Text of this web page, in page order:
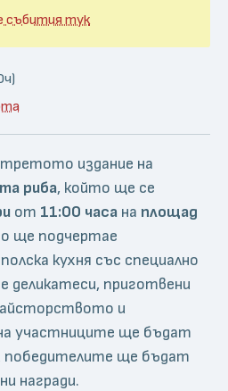
събития тук
издание на
риба, който ще се
от 11:00 часа на площад
ще подчертае
кухня със специално
деликатеси, приготвени
и
участниците ще бъдат
победителите ще бъдат
награди.